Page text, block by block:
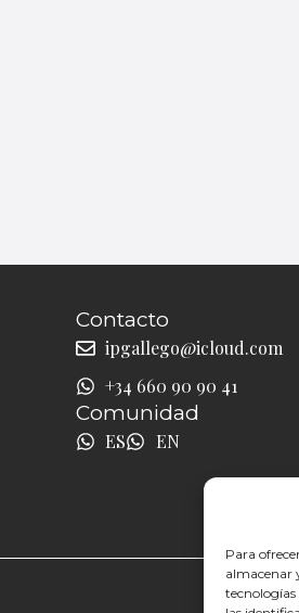
Para
almacenar
Contacto
ipgallego@icloud.com
+34 660 90 90 41
Comunidad
ES EN